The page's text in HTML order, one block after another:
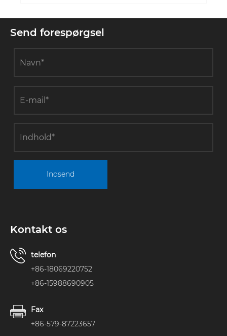
Send forespørgsel
Indsend
Kontakt os
telefon
+86-18069220752
+86-15988690905
Fax
+86-579-87223657